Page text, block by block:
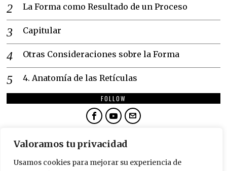
Valoramos tu privacidad
Usamos cookies para mejorar su experiencia de
La Forma como Resultado de un Proceso
Capitular
Otras Consideraciones sobre la Forma
4. Anatomía de las Retículas
FOLLOW
NEWSLETTER